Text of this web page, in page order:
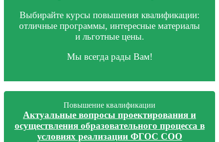
Выбирайте курсы повышения квалификации:
отличные программы, интересные материалы
и льготные цены.
Мы всегда рады Вам!
Повышение квалификации
Актуальные вопросы проектирования и
осуществления образовательного процесса в
условиях реализации ФГОС СОО